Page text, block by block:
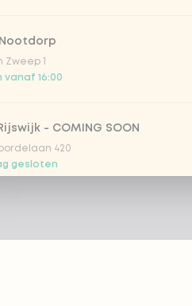
Zweep 1
vanaf 16:00
- COMING SOON
420
gesloten